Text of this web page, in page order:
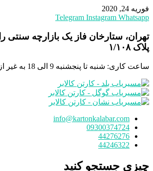
فوریه 24, 2020
Telegram Instagram Whatsapp
تهران، ستارخان فاز یک بازارچه
پلاک ١/١٠٨
ساعت کاری: شنبه تا پنجشنبه 9 الی 18 به غیر از تعطیلات رسمی
info@kartonkalabar.com
09300374724
44276276
44246322
چیزی جستجو کنید